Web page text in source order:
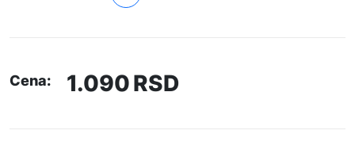
Cena: 1.090RSD